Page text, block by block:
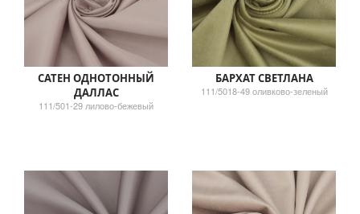
САТЕН ОДНОТОННЫЙ
ДАЛЛАС
111/501-29 лилово-бежевый
БАРХАТ СВЕТЛАНА
111/5018-49 оливково-зеленый